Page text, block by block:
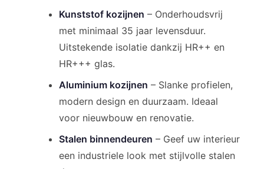
Kunststof kozijnen – Onderhoudsvrij
met minimaal 35 jaar levensduur.
Uitstekende isolatie dankzij HR++ en
HR+++ glas.
Aluminium kozijnen – Slanke profielen,
modern design en duurzaam. Ideaal
voor nieuwbouw en renovatie.
Stalen binnendeuren – Geef uw interieur
een industriele look met stijlvolle stalen